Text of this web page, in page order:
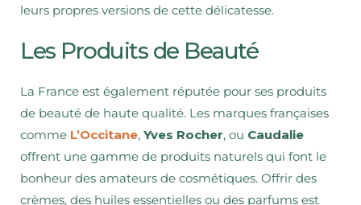
leurs propres versions de cette délicatesse.
Les Produits de Beauté
La France est également réputée pour ses produits
de beauté de haute qualité. Les marques françaises
comme L’Occitane, Yves Rocher, ou Caudalie
offrent une gamme de produits naturels qui font le
bonheur des amateurs de cosmétiques. Offrir des
crèmes, des huiles essentielles ou des parfums est